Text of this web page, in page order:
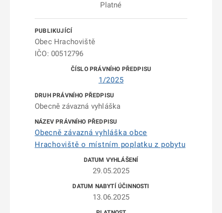
Platné
Obec Hrachoviště
IČO: 00512796
1/2025
Obecně závazná vyhláška
Obecně závazná vyhláška obce
Hrachoviště o místním poplatku z pobytu
29.05.2025
13.06.2025